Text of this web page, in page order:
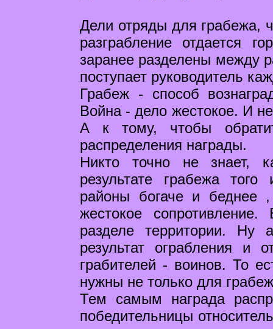
Дели отряды для грабежа,
разграбление отдается
заранее разделены между
поступает руководитель
Грабеж - способ
Война - дело жестокое. И
А к тому, чтобы
распределения награды.
Никто точно не знает,
результате грабежа
районы богаче и беднее
жестокое
разделе территории. Ну
результат ограбления и
грабителей - воинов. То
нужны не только для
Тем самым награда
победительницы